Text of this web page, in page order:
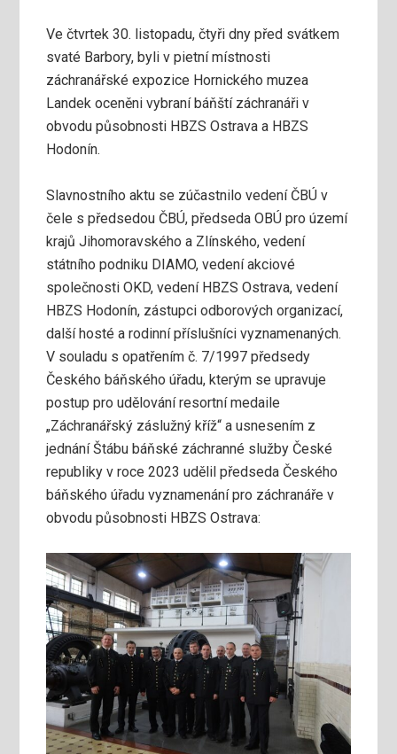
Ve čtvrtek 30. listopadu, čtyři dny před svátkem
svaté Barbory, byli v pietní místnosti
záchranářské expozice Hornického muzea
Landek oceněni vybraní báňští záchranáři v
obvodu působnosti HBZS Ostrava a HBZS
Hodonín.
Slavnostního aktu se zúčastnilo vedení ČBÚ v
čele s předsedou ČBÚ, předseda OBÚ pro území
krajů Jihomoravského a Zlínského, vedení
státního podniku DIAMO, vedení akciové
společnosti OKD, vedení HBZS Ostrava, vedení
HBZS Hodonín, zástupci odborových organizací,
další hosté a rodinní příslušníci vyznamenaných.
V souladu s opatřením č. 7/1997 předsedy
Českého báňského úřadu, kterým se upravuje
postup pro udělování resortní medaile
„Záchranářský záslužný kříž“ a usnesením z
jednání Štábu báňské záchranné služby České
republiky v roce 2023 udělil předseda Českého
báňského úřadu vyznamenání pro záchranáře v
obvodu působnosti HBZS Ostrava: